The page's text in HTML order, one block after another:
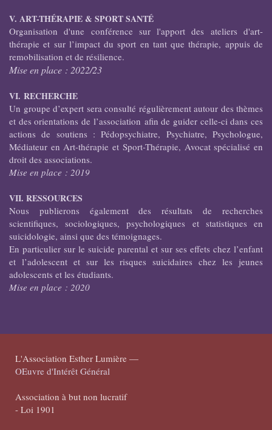
V. ART-THÉRAPIE & SPORT SANTÉ
Organisation d'une conférence sur l'apport des ateliers d'art-
thérapie et sur l’impact du sport en tant que thérapie, appuis de
remobilisation et de résilience.
Mise en place : 2022/23
VI. RECHERCHE
Un groupe d’expert sera consulté régulièrement autour des thèmes
et des orientations de l’association afin de guider celle-ci dans ces
actions de soutiens : Pédopsychiatre, Psychiatre, Psychologue,
Médiateur en Art-thérapie et Sport-Thérapie, Avocat spécialisé en
droit des associations.
Mise en place : 2019
VII. RESSOURCES
Nous publierons également des résultats de recherches
scientifiques, sociologiques, psychologiques et statistiques en
suicidologie, ainsi que des témoignages.
En particulier sur le suicide parental et sur ses effets chez l’enfant
et l’adolescent et sur les risques suicidaires chez les jeunes
adolescents et les étudiants.
Mise en place : 2020
L'Association Esther Lumière —
OEuvre d'Intérêt Général
Association à but non lucratif
- Loi 1901